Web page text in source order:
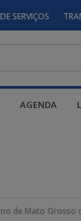
SERVIÇOS
AGENDA
de Mato Grosso